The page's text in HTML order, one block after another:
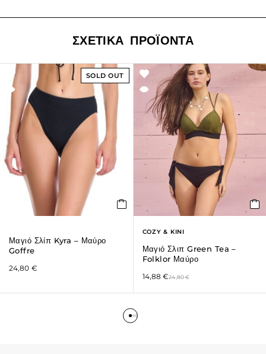
ΣΧΕΤΙΚΆ ΠΡΟΪΌΝΤΑ
SOLD OUT
Μαγιό Σλίπ Kyra – Μαύρο
Goffre
24,80 €
COZY & KINI
Μαγιό Σλιπ Green Tea –
Folklor Μαύρο
24,80€
14,88€